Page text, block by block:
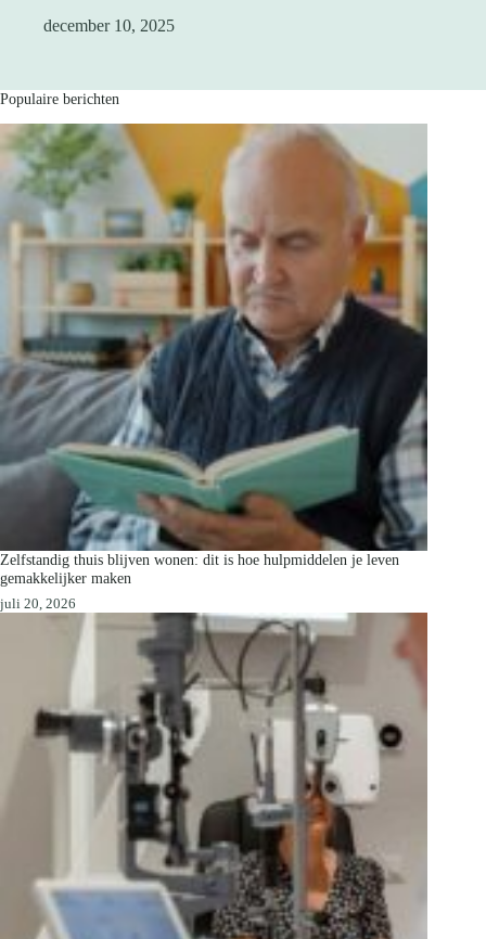
december 10, 2025
Populaire berichten
Zelfstandig thuis blijven wonen: dit is hoe hulpmiddelen je leven
gemakkelijker maken
juli 20, 2026